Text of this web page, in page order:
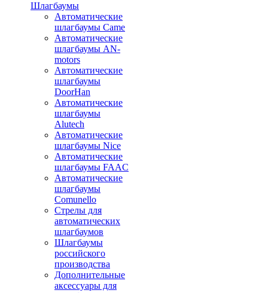
Шлагбаумы
Автоматические
шлагбаумы Came
Автоматические
шлагбаумы AN-
motors
Автоматические
шлагбаумы
DoorHan
Автоматические
шлагбаумы
Alutech
Автоматические
шлагбаумы Nice
Автоматические
шлагбаумы FAAC
Автоматические
шлагбаумы
Comunello
Стрелы для
автоматических
шлагбаумов
Шлагбаумы
российского
производства
Дополнительные
аксессуары для